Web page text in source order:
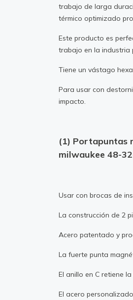
trabajo de larga
térmico optimizado
Este producto es
trabajo en la industria
Tiene un vástago
Para usar con
impacto.
(1) Portapuntas
milwaukee 48-
Usar con brocas de
La construcción de 2
Acero patentado y
La fuerte punta
El anillo en C retiene
El acero